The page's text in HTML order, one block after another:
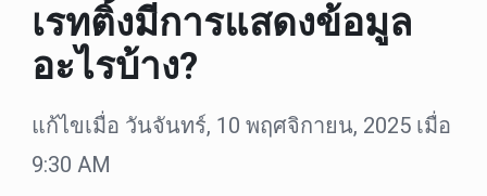
เรทติ้งมีการแสดงข้อมูล
อะไรบ้าง?
แก้ไขเมื่อ วันจันทร์, 10 พฤศจิกายน, 2025 เมื่อ
9:30 AM